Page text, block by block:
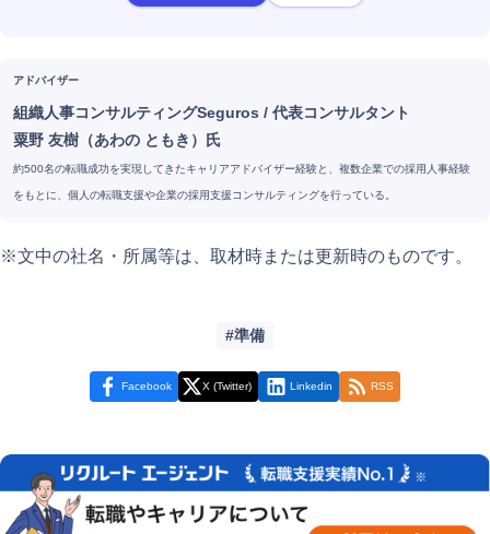
アドバイザー
組織人事コンサルティングSeguros / 代表コンサルタント
粟野 友樹（あわの ともき）氏
約500名の転職成功を実現してきたキャリアアドバイザー経験と、複数企業での採用人事経験
をもとに、個人の転職支援や企業の採用支援コンサルティングを行っている。
※文中の社名・所属等は、取材時または更新時のものです。
準備
Facebook X (Twitter) Linkedin RSS